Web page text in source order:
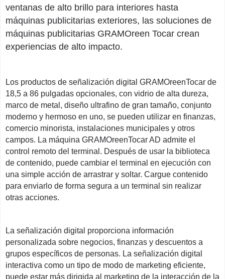
ventanas de alto brillo para interiores hasta
máquinas publicitarias exteriores, las soluciones de
máquinas publicitarias GRAMOreen Tocar crean
experiencias de alto impacto.
Los productos de señalización digital GRAMOreenTocar de
18,5 a 86 pulgadas opcionales, con vidrio de alta dureza,
marco de metal, diseño ultrafino de gran tamaño, conjunto
moderno y hermoso en uno, se pueden utilizar en finanzas,
comercio minorista, instalaciones municipales y otros
campos. La máquina GRAMOreenTocar AD admite el
control remoto del terminal. Después de usar la biblioteca
de contenido, puede cambiar el terminal en ejecución con
una simple acción de arrastrar y soltar. Cargue contenido
para enviarlo de forma segura a un terminal sin realizar
otras acciones.
La señalización digital proporciona información
personalizada sobre negocios, finanzas y descuentos a
grupos específicos de personas. La señalización digital
interactiva como un tipo de modo de marketing eficiente,
puede estar más dirigida al marketing de la interacción de la